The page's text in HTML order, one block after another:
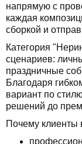
напрямую с
каждая
сборкой и
Категория
сценариев:
праздничные
Благодаря
вариант по
решений до
Почему